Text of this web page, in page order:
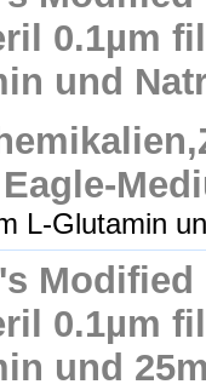
0.1µm
und
L-Glutamin
Modified
0.1µm
und